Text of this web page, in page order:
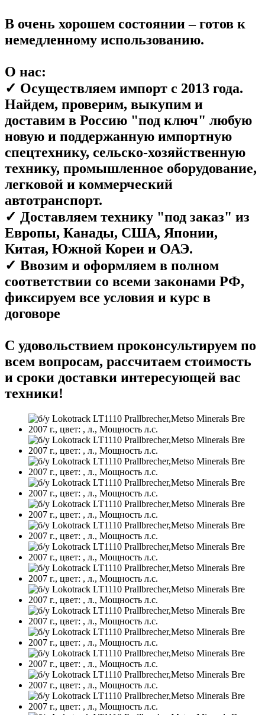
В очень хорошем состоянии – готов к
немедленному использованию.
О нас:
✓ Осуществляем импорт с 2013 года.
Найдем, проверим, выкупим и
доставим в Россию "под ключ" любую
новую и поддержанную импортную
спецтехнику, сельско-хозяйственную
технику, промышленное оборудование,
легковой и коммерческий
автотранспорт.
✓ Доставляем технику "под заказ" из
Европы, Канады, США, Японии,
Китая, Южной Кореи и ОАЭ.
✓ Ввозим и оформляем в полном
соответствии со всеми законами РФ,
фиксируем все условия и курс в
договоре
С удовольствием проконсультируем по
всем вопросам, рассчитаем стоимость
и сроки доставки интересующей вас
техники!